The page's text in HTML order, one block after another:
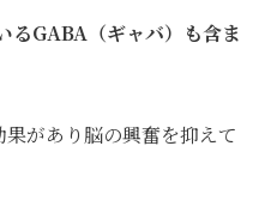
るGABA（ギャバ）も含ま
があり脳の興奮を抑えて